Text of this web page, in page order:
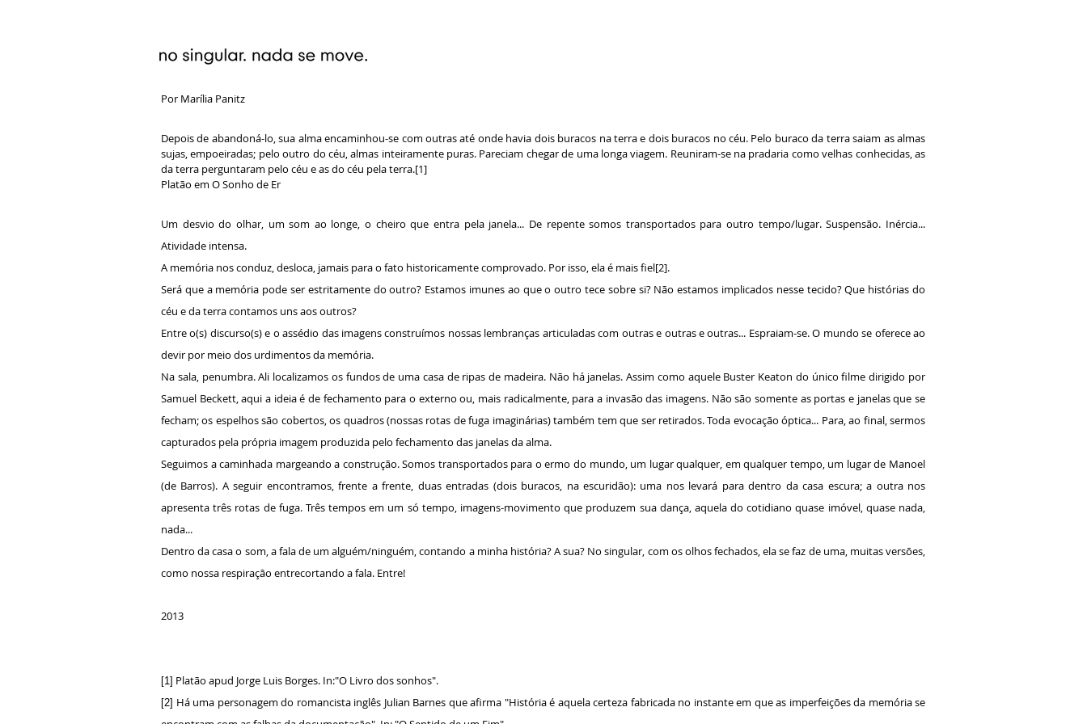
Por Marília Panitz
Depois de abandoná-lo, sua alma encaminhou-se com outras até onde havia dois buracos na terra e dois buracos no céu. Pelo buraco da terra saiam as almas
sujas, empoeiradas; pelo outro do céu, almas inteiramente puras. Pareciam chegar de uma longa viagem. Reuniram-se na pradaria como velhas conhecidas, as
da terra perguntaram pelo céu e as do céu pela terra.[1]
Platão em O Sonho de Er
Um desvio do olhar, um som ao longe, o cheiro que entra pela janela... De repente somos transportados para outro tempo/lugar. Suspensão. Inércia...
Atividade intensa.
A memória nos conduz, desloca, jamais para o fato historicamente comprovado. Por isso, ela é mais fiel[2].
Será que a memória pode ser estritamente do outro? Estamos imunes ao que o outro tece sobre si? Não estamos implicados nesse tecido? Que histórias do
céu e da terra contamos uns aos outros?
Entre o(s) discurso(s) e o assédio das imagens construímos nossas lembranças articuladas com outras e outras e outras... Espraiam-se. O mundo se oferece ao
devir por meio dos urdimentos da memória.
Na sala, penumbra. Ali localizamos os fundos de uma casa de ripas de madeira. Não há janelas. Assim como aquele Buster Keaton do único filme dirigido por
Samuel Beckett, aqui a ideia é de fechamento para o externo ou, mais radicalmente, para a invasão das imagens. Não são somente as portas e janelas que se
fecham; os espelhos são cobertos, os quadros (nossas rotas de fuga imaginárias) também tem que ser retirados. Toda evocação óptica... Para, ao final, sermos
capturados pela própria imagem produzida pelo fechamento das janelas da alma.
Seguimos a caminhada margeando a construção. Somos transportados para o ermo do mundo, um lugar qualquer, em qualquer tempo, um lugar de Manoel
(de Barros). A seguir encontramos, frente a frente, duas entradas (dois buracos, na escuridão): uma nos levará para dentro da casa escura; a outra nos
apresenta três rotas de fuga. Três tempos em um só tempo, imagens-movimento que produzem sua dança, aquela do cotidiano quase imóvel, quase nada,
nada...
Dentro da casa o som, a fala de um alguém/ninguém, contando a minha história? A sua? No singular, com os olhos fechados, ela se faz de uma, muitas versões,
como nossa respiração entrecortando a fala. Entre!
2013
[1] Platão apud Jorge Luis Borges. In:"O Livro dos sonhos".
[2] Há uma personagem do romancista inglês Julian Barnes que afirma "História é aquela certeza fabricada no instante em que as imperfeições da memória se